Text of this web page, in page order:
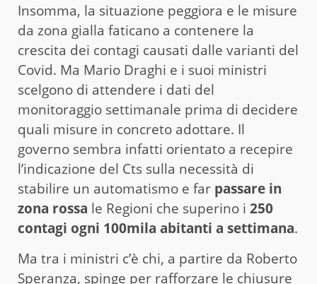
Insomma, la situazione peggiora e le misure
da zona gialla faticano a contenere la
crescita dei contagi causati dalle varianti del
Covid. Ma Mario Draghi e i suoi ministri
scelgono di attendere i dati del
monitoraggio settimanale prima di decidere
quali misure in concreto adottare. Il
governo sembra infatti orientato a recepire
l’indicazione del Cts sulla necessità di
stabilire un automatismo e far passare in
zona rossa le Regioni che superino i 250
contagi ogni 100mila abitanti a settimana.
Ma tra i ministri c’è chi, a partire da Roberto
Speranza, spinge per rafforzare le chiusure